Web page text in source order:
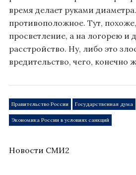
время делает руками
противоположное. Тут,
просветление, а на логорею и
расстройство. Ну, либо это
вредительство, чего, конечно
Правительство России Государственная дума
Экономика России в условиях санкций
Новости СМИ2